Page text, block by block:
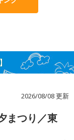
2026/08/08 更新
まつり／東